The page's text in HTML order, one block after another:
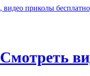
Смотреть